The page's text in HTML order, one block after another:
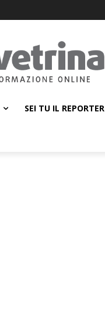
SEI TU IL REPORTER